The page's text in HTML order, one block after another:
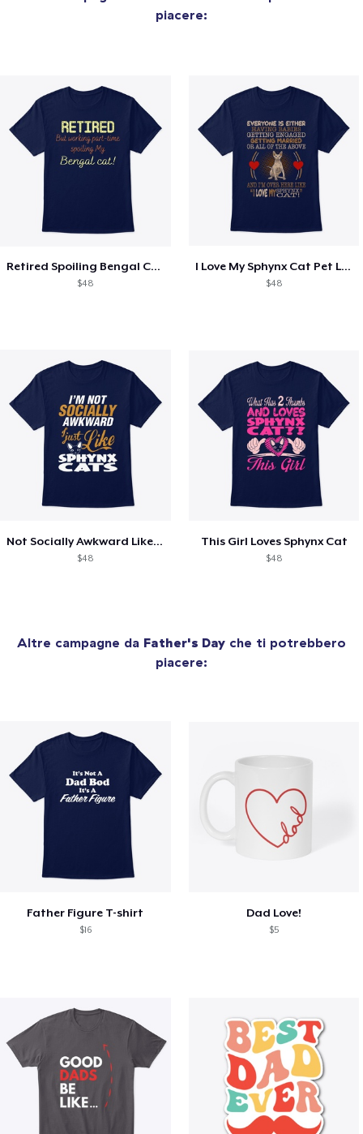
piacere:
Retired Spoiling Bengal Cat
$48
I Love My Sphynx Cat Pet Lovers
$48
Not Socially Awkward Like Sphynx Cats
$48
This Girl Loves Sphynx Cat
$48
Altre campagne da Father's Day che ti potrebbero
piacere:
Father Figure T-shirt
$16
Dad Love!
$5